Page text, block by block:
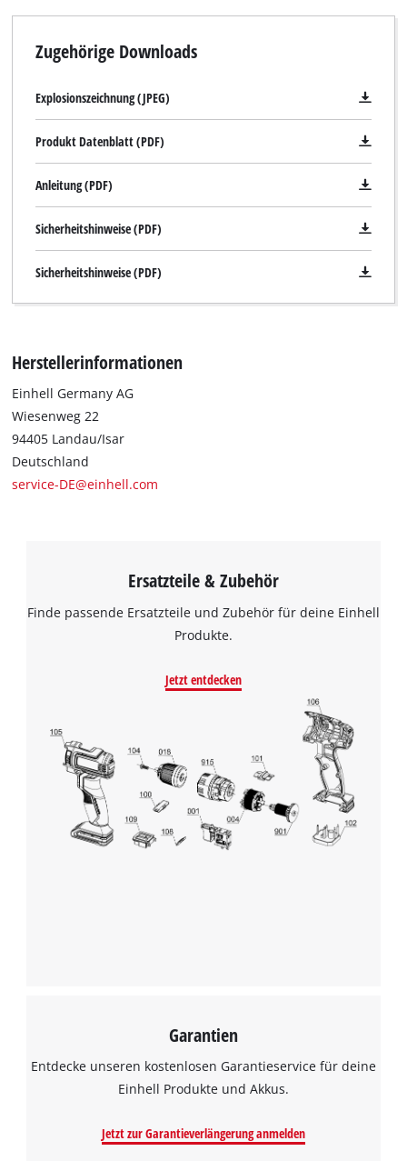
Zugehörige Downloads
Explosionszeichnung (JPEG)
Produkt Datenblatt (PDF)
Anleitung (PDF)
Sicherheitshinweise (PDF)
Sicherheitshinweise (PDF)
Herstellerinformationen
Einhell Germany AG
Wiesenweg 22
94405 Landau/Isar
Deutschland
service-DE@einhell.com
Ersatzteile & Zubehör
Finde passende Ersatzteile und Zubehör für deine Einhell
Produkte.
Jetzt entdecken
Garantien
Entdecke unseren kostenlosen Garantieservice für deine
Einhell Produkte und Akkus.
Jetzt zur Garantieverlängerung anmelden